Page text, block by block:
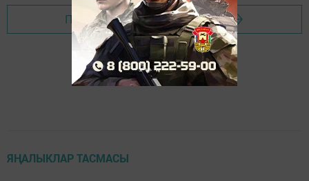
Перейти на страницу новости
ЯҢАЛЫКЛАР ТАСМАСЫ